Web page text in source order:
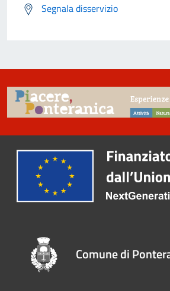
Segnala disservizio
Comune di